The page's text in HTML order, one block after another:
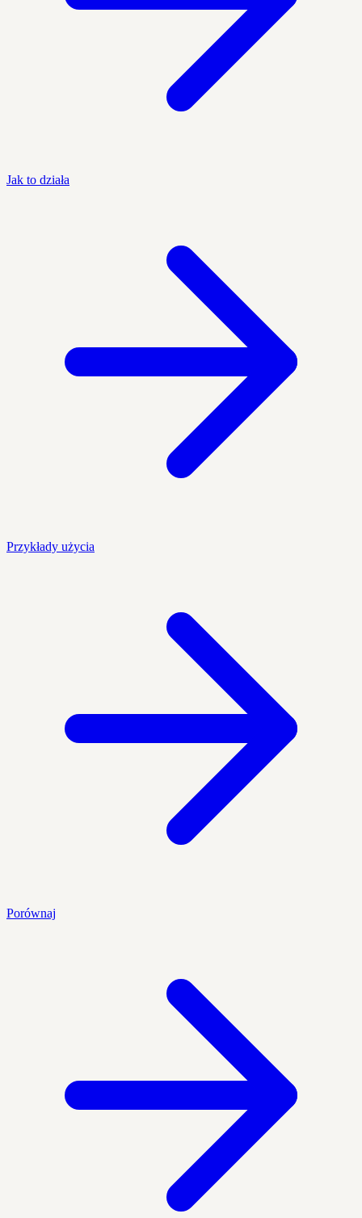
Jak to działa
Przykłady użycia
Porównaj